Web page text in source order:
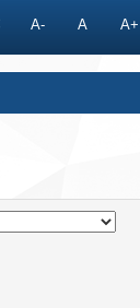
A- A A+